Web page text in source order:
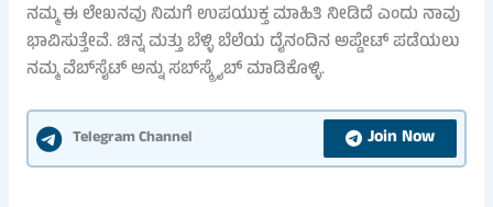
ನಮ್ಮ ಈ ಲೇಖನವು ನಿಮಗೆ ಉಪಯುಕ್ತ ಮಾಹಿತಿ ನೀಡಿದೆ ಎಂದು ನಾವು
ಭಾವಿಸುತ್ತೇವೆ. ಚಿನ್ನ ಮತ್ತು ಬೆಳ್ಳಿ ಬೆಲೆಯ ದೈನಂದಿನ ಅಪ್ಡೇಟ್ ಪಡೆಯಲು
ನಮ್ಮ ವೆಬ್‌ಸೈಟ್ ಅನ್ನು ಸಬ್‌ಸ್ಕ್ರೈಬ್ ಮಾಡಿಕೊಳ್ಳಿ.
Telegram Channel Join Now